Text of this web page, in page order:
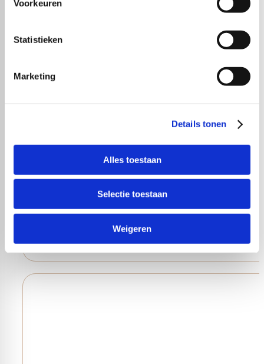
Voorkeuren
Statistieken
Marketing
Details tonen
Alles toestaan
Selectie toestaan
Weigeren
Breipatronen boek 2107 Sandnes Garn
€8,50